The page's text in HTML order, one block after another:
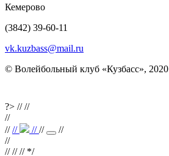
Кемерово
(3842) 39-60-11
vk.kuzbass@mail.ru
© Волейбольный клуб «Кузбасс», 2020
?> ////
//
//// ////
//
//
//// // */